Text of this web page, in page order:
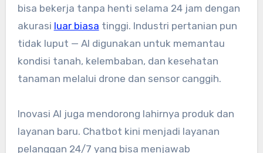
bisa bekerja tanpa henti selama 24 jam dengan
akurasi luar biasa tinggi. Industri pertanian pun
tidak luput — AI digunakan untuk memantau
kondisi tanah, kelembaban, dan kesehatan
tanaman melalui drone dan sensor canggih.
Inovasi AI juga mendorong lahirnya produk dan
layanan baru. Chatbot kini menjadi layanan
pelanggan 24/7 yang bisa menjawab